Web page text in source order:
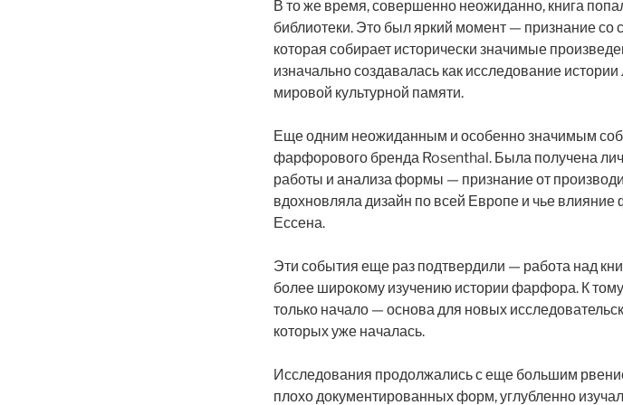
В то же время, совершенно неожиданно, книга
библиотеки. Это был яркий момент — признание
которая собирает исторически значимые
изначально создавалась как исследование
мировой культурной памяти.
Еще одним неожиданным и особенно значимым
фарфорового бренда Rosenthal. Была получена
работы и анализа формы — признание от
вдохновляла дизайн по всей Европе и чье
Ессена.
Эти события еще раз подтвердили — работа над
более широкому изучению истории фарфора. К
только начало — основа для новых
которых уже началась.
Исследования продолжались с еще большим
плохо документированных форм, углубленно